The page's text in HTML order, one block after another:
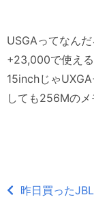
USGAってなん
+23,000で使え
15inchじゃ
しても256Mのメ
昨日買った